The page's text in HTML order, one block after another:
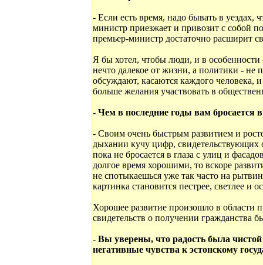
- Если есть время, надо бывать в уездах,
министр приезжает и привозит с собой
премьер-министр достаточно расширит
Я бы хотел, чтобы люди, и в особенности
нечто далекое от жизни, а политики -
обсуждают, касаются каждого человека,
больше желания участвовать в
- Чем в последние годы вам бросается
- Своим очень быстрым развитием и
дыхании кучу цифр,
пока не бросается в глаза с улиц и
долгое время хорошими, то вскоре
не спотыкаешься уже так часто на
картинка становится пестрее, светлее и
Хорошее развитие произошло в области
свидетельств о получении гражданства
- Вы уверены, что радость была
негативные чувства к эстонскому